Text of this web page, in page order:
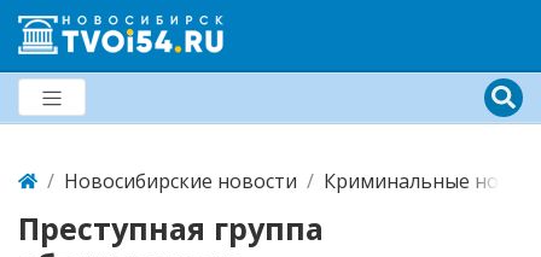
Новосибирские новости Криминальные
Преступная группа